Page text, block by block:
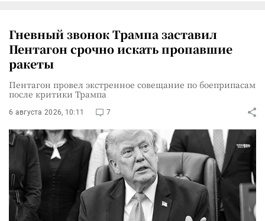
Гневный звонок Трампа заставил
Пентагон срочно искать пропавшие
ракеты
Пентагон провел экстренное совещание по боеприпасам
после критики Трампа
6 августа 2026, 10:11 7